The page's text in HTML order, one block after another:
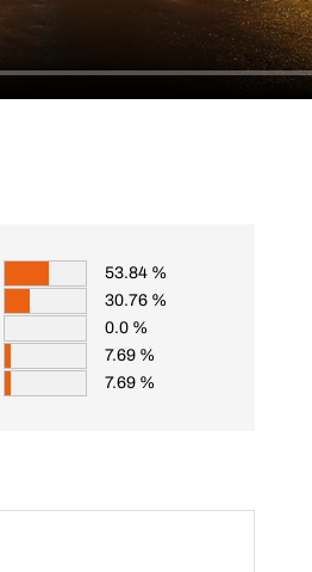
53.84 %
30.76 %
0.0 %
7.69 %
7.69 %